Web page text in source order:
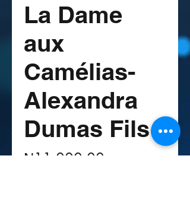
La Dame
aux
Camélias-
Alexandra
Dumas Fils
₦11,000.00